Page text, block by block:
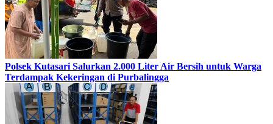
Polsek Kutasari Salurkan 2.000 Liter Air Bersih untuk Warga
Terdampak Kekeringan di Purbalingga